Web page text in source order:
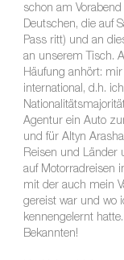
schon am
Deutschen, die auf
Pass ritt) und an
an unserem Tisch.
Häufung anhört:
international, d.h.
Agentur ein Auto
und für Altyn
Reisen und Länder
auf Motorradreisen
mit der auch mein
gereist war und wo
kennengelernt
Bekannten!